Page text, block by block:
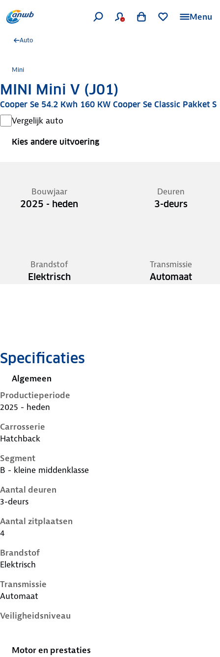
Menu
Auto
Mini
MINI Mini V (J01)
Cooper Se 54.2 Kwh 160 KW Cooper Se Classic Pakket S
Vergelijk auto
Kies andere uitvoering
Bouwjaar
2025 - heden
Deuren
3-deurs
Brandstof
Elektrisch
Transmissie
Automaat
Specificaties
Algemeen
Productieperiode
2025 - heden
Carrosserie
Hatchback
Segment
B - kleine middenklasse
Aantal deuren
3-deurs
Aantal zitplaatsen
4
Brandstof
Elektrisch
Transmissie
Automaat
Veiligheidsniveau
Motor en prestaties